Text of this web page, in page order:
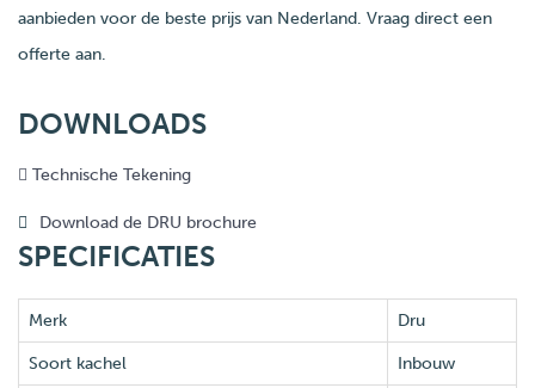
aanbieden voor de beste prijs van Nederland. Vraag direct een
offerte aan.
DOWNLOADS
Technische Tekening
Download de DRU brochure
SPECIFICATIES
Merk Dru
Soort kachel Inbouw